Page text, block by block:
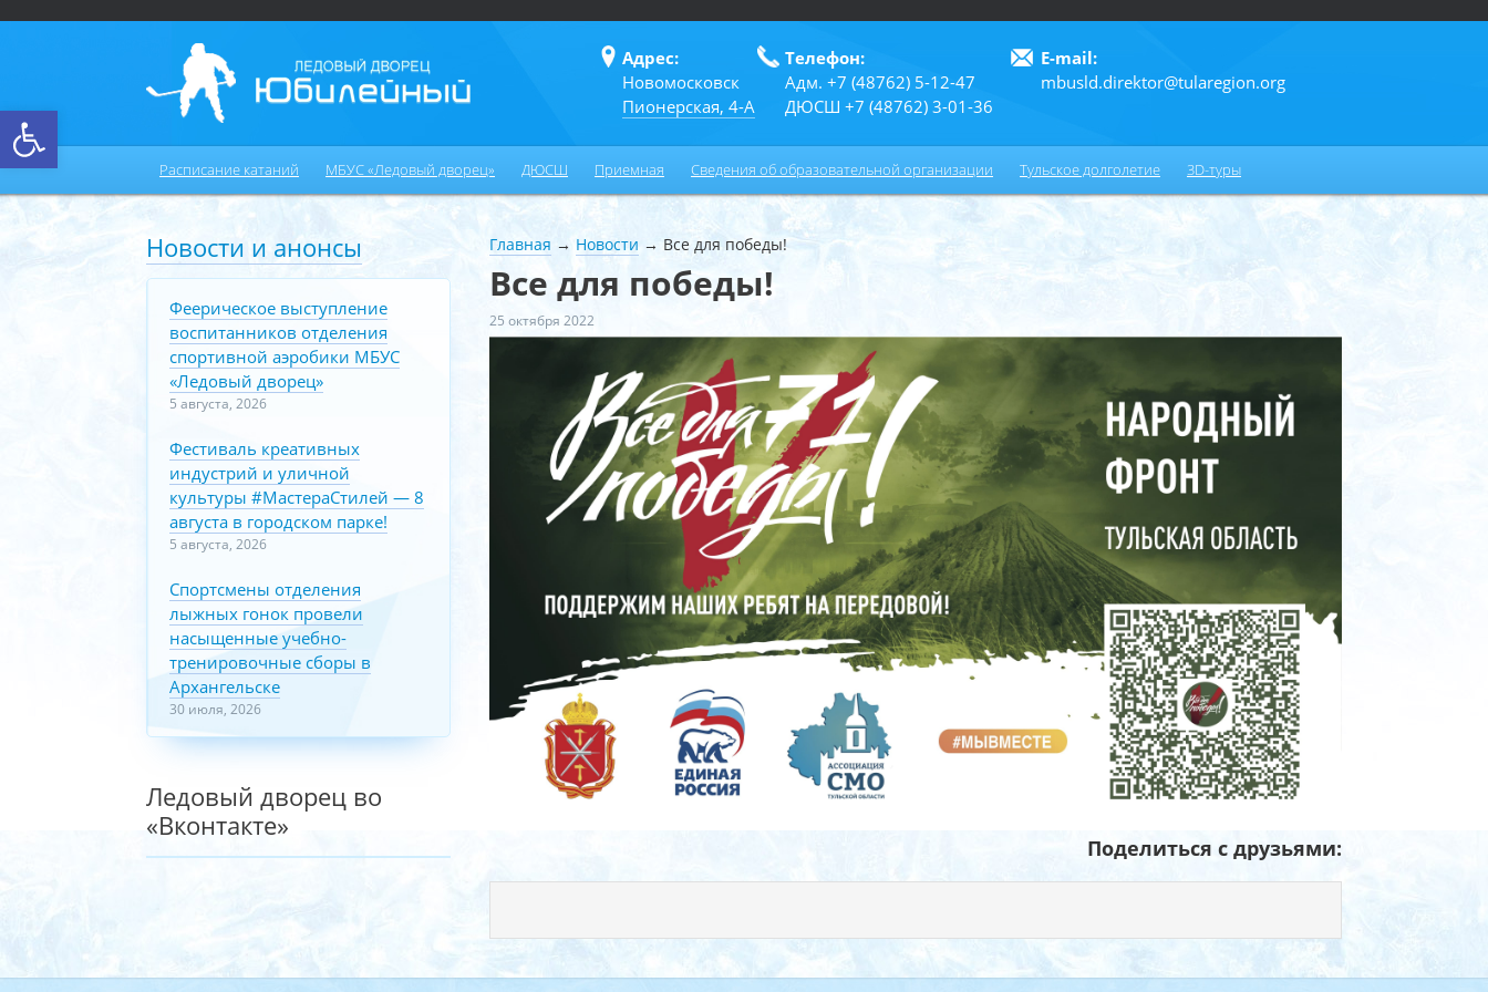
Открыть панель инструментов
Адрес:
Новомосковск
Пионерская, 4-А
Телефон:
Адм. +7 (48762) 5-12-47
ДЮСШ +7 (48762) 3-01-36
E-mail:
mbusld.direktor@tularegion.org
Расписание катаний МБУС «Ледовый дворец» ДЮСШ Приемная Сведения об образовательной организации Тульское долголетие 3D-туры
Главная → Новости → Все для победы!
Все для победы!
25 октября 2022
Поделиться с друзьями:
Новости и анонсы
Феерическое выступление
воспитанников отделения
спортивной аэробики МБУС
«Ледовый дворец»
5 августа, 2026
Фестиваль креативных
индустрий и уличной
культуры #МастераСтилей — 8
августа в городском парке!
5 августа, 2026
Спортсмены отделения
лыжных гонок провели
насыщенные учебно-
тренировочные сборы в
Архангельске
30 июля, 2026
Ледовый дворец во
«Вконтакте»